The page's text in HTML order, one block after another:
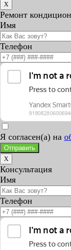
X
Ремонт
Имя
Телефон
Я согласен(а) на
Отправить
X
Консультация
Имя
Телефон